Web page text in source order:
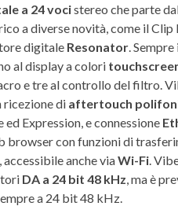
a 24 vocistereo che parte
a diverse novità, come il Clip
digitale Resonator.
al display a colori
e tre al controllo del filtro.
di aftertouch
Expression, e connessione
browser con funzioni di
anche viaWi-Fi.
DA a 24 bit 48 kHz, ma è
a 24 bit 48 kHz.